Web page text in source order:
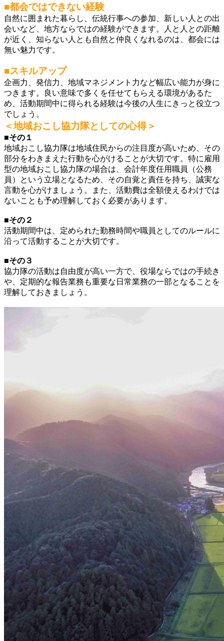
■都会ではできない経験
自然に囲まれた暮らし、伝統行事への参加、新しい人との出
会いなど、地方ならではの経験ができます。人と人との距離
が近く、知らない人とも自然と仲良くなれるのは、都会には
無い魅力です。
■スキルアップ
企画力、発信力、地域マネジメント力など幅広い能力が身に
つきます。良い意味で多くを任せてもらえる環境があるた
め、活動期間中に得られる経験は今後の人生にきっと役立つ
でしょう。
＜地域おこし協力隊としての心得＞
■その１
地域おこし協力隊は地域住民からの注目度が高いため、その
部分をわきまえた行動を心がけることが大切です。特に雇用
型の地域おこし協力隊の場合は、会計年度任用職員（公務
員）という立場となるため、その自覚と責任を持ち、誠実な
言動を心がけましょう。また、活動費は全額使えるわけでは
ないことも予め理解しておく必要があります。
■その２
活動期間中は、定められた勤務時間や職員としてのルールに
沿って活動することが大切です。
■その３
協力隊の活動は自由度が高い一方で、役場ならではの手続き
や、定期的な報告業務も重要な日常業務の一部となることを
理解しておきましょう。